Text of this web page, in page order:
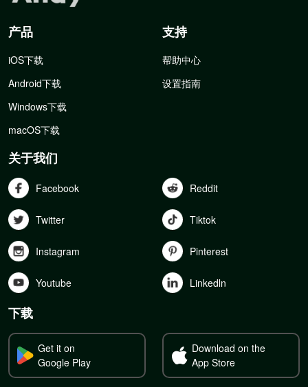
产品
iOS下载
Android下载
Windows下载
macOS下载
支持
帮助中心
设置指南
关于我们
Facebook Reddit
Twitter Tiktok
Instagram Pinterest
Youtube Linkedln
下载
Get it on
Google Play
Download on the
App Store